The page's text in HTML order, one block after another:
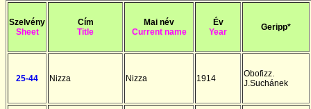
Szelvény
Sheet
Cím
Title
Mai név
Currentname
Év
Year
Geripp*
25-44 Nizza Nizza 1914
Obofizz.
J.Suchánek